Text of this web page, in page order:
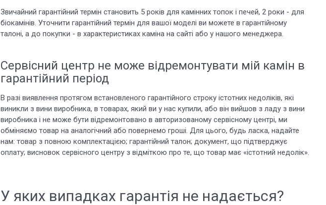
Звичайний гарантійний термін становить 5 років для камінних топок і печей, 2 роки - для
біокамінів. Уточнити гарантійний термін для вашої моделі ви можете в гарантійному
талоні, а до покупки - в характеристиках каміна на сайті або у нашого менеджера.
Сервісний центр не може відремонтувати мій камін в
гарантійний період
В разі виявлення протягом встановленого гарантійного строку істотних недоліків, які
виникли з вини виробника, в товарах, який ви у нас купили, або він вийшов з ладу з вини
виробника і не може бути відремонтовано в авторизованому сервісному центрі, ми
обміняємо товар на аналогічний або повернемо гроші. Для цього, будь ласка, надайте
нам: товар з повною комплектацією; гарантійний талон; документ, що підтверджує
оплату; висновок сервісного центру з відміткою про те, що товар має «істотний недолік».
У яких випадках гарантія не надається?